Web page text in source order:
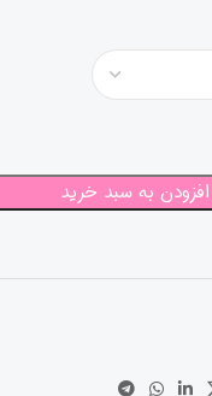
افزودن به سبد خرید